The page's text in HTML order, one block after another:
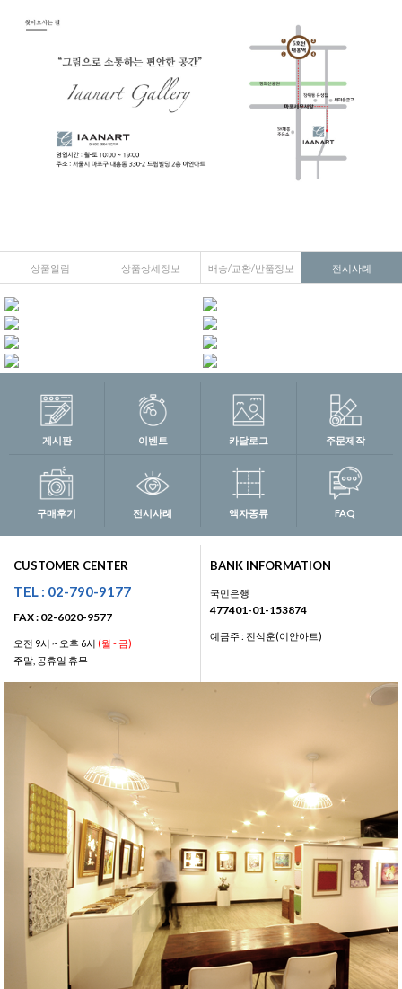
상품알림 상품상세정보 배송/교환/반품정보 전시사례
게시판 이벤트 카달로그 주문제작
구매후기 전시사례 액자종류 FAQ
CUSTOMER CENTER
TEL : 02-790-9177
FAX : 02-6020-9577
오전 9시 ~ 오후 6시 (월 - 금)
주말, 공휴일 휴무
BANK INFORMATION
국민은행
477401-01-153874
예금주 : 진석훈(이안아트)